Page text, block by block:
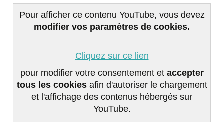
Pour afficher ce contenu YouTube, vous devez
modifier vos paramètres de cookies.
Cliquez sur ce lien
pour modifier votre consentement et accepter
tous les cookies afin d'autoriser le chargement
et l'affichage des contenus hébergés sur
YouTube.